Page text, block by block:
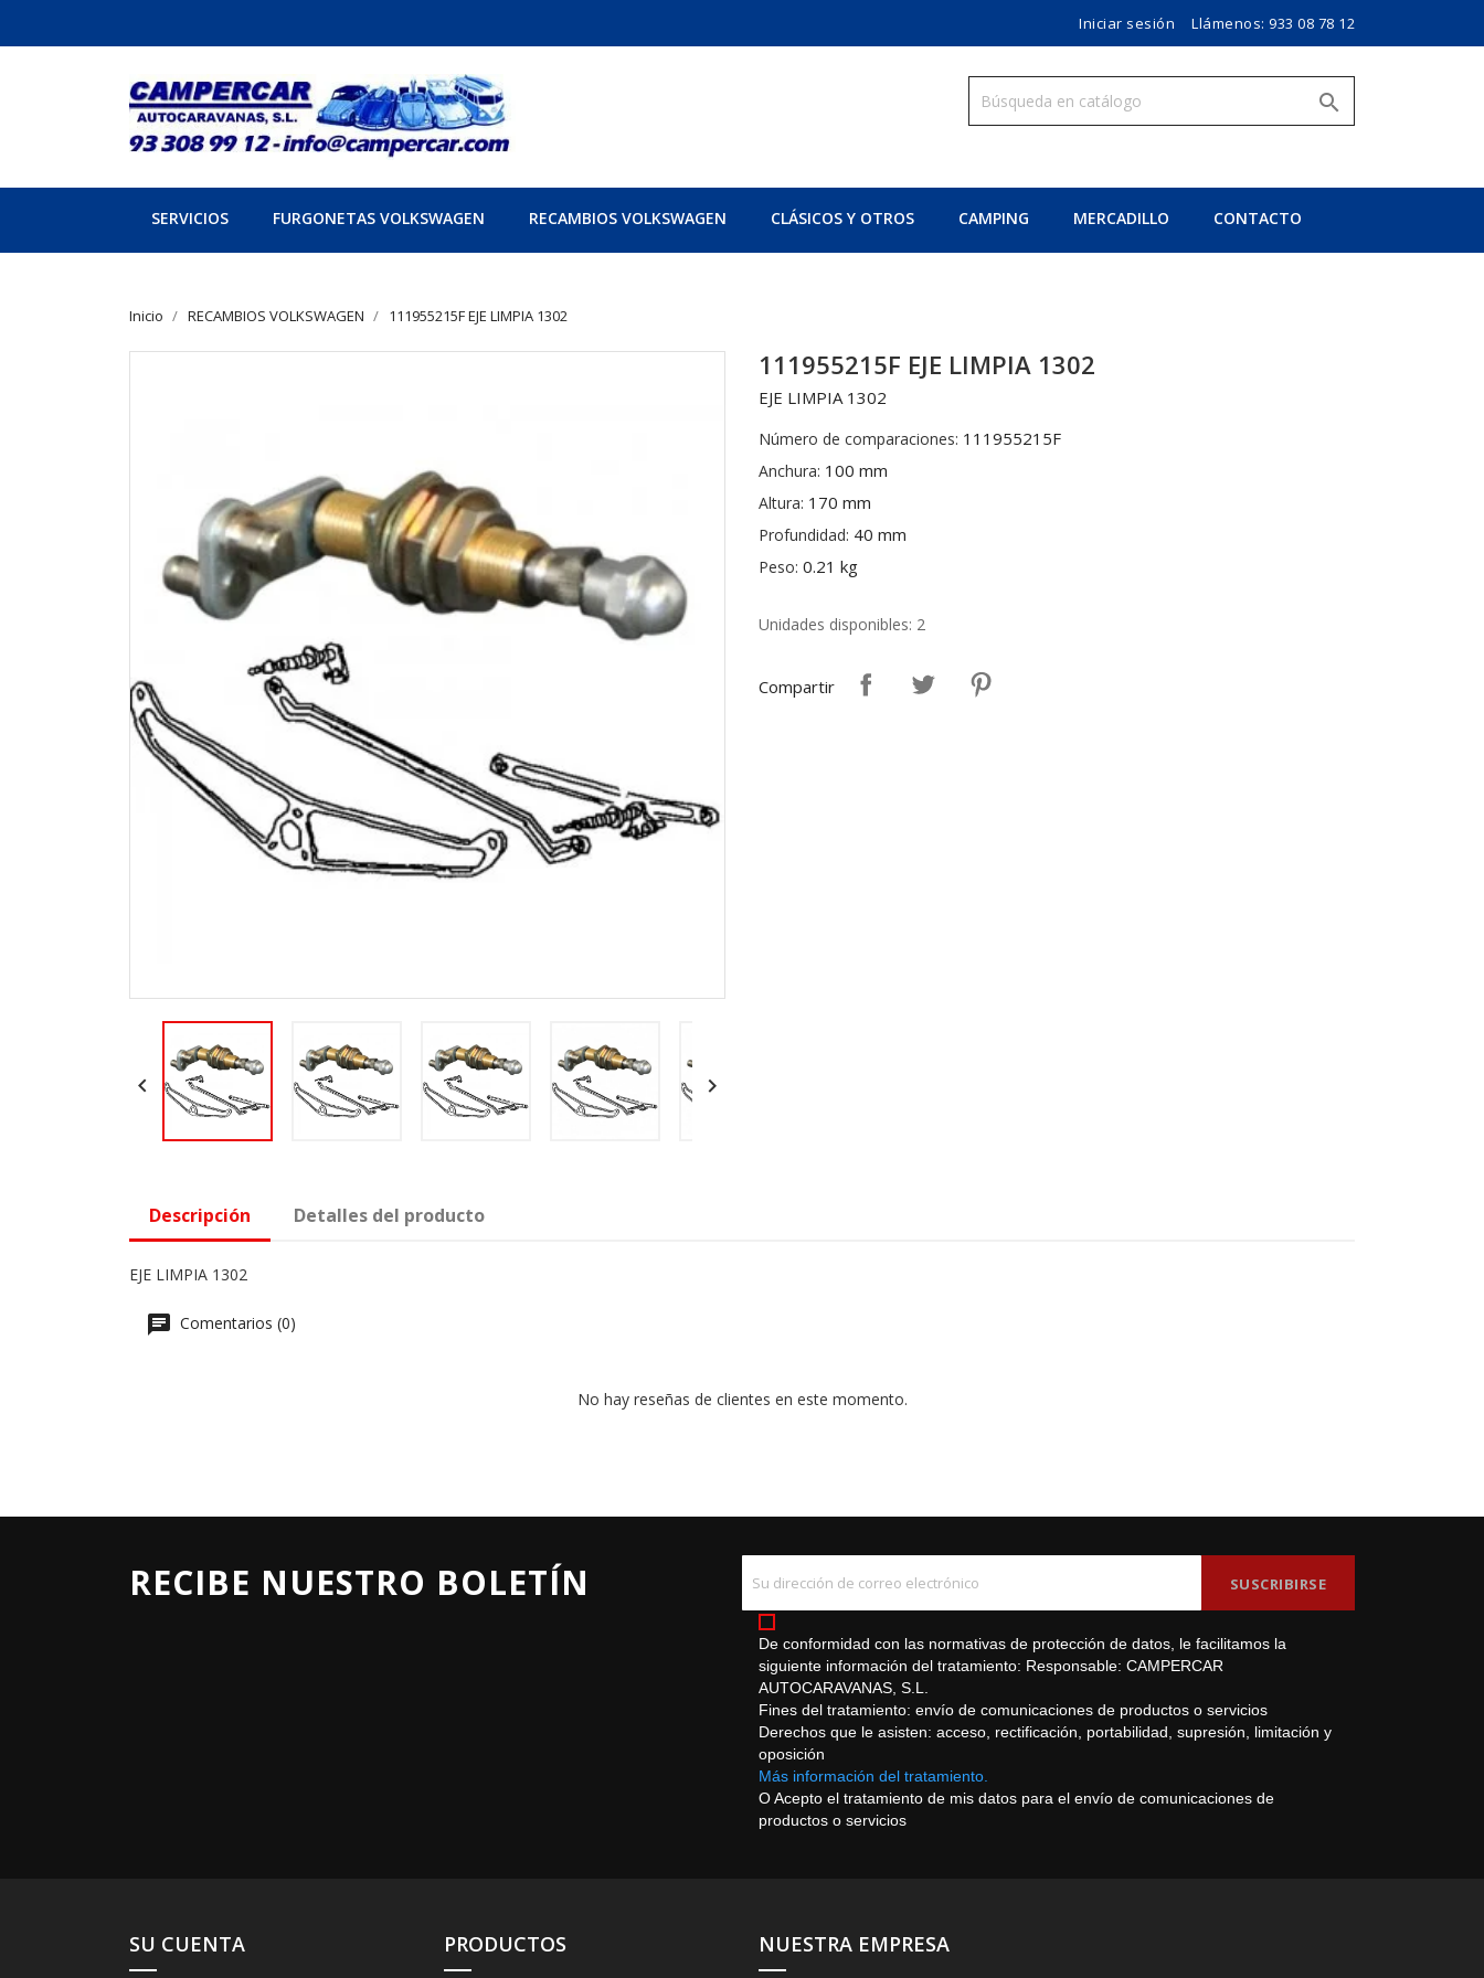
Iniciar sesión Llámenos: 933 08 78 12

SERVICIOS FURGONETAS VOLKSWAGEN RECAMBIOS VOLKSWAGEN CLÁSICOS Y OTROS CAMPING MERCADILLO CONTACTO
Inicio RECAMBIOS VOLKSWAGEN 111955215F EJE LIMPIA 1302
 
111955215F EJE LIMPIA 1302
EJE LIMPIA 1302
Número de comparaciones: 111955215F
Anchura: 100 mm
Altura: 170 mm
Profundidad: 40 mm
Peso: 0.21 kg
Unidades disponibles: 2
Compartir
Descripción Detalles del producto
EJE LIMPIA 1302
Comentarios (0)
No hay reseñas de clientes en este momento.
RECIBE NUESTRO BOLETÍN
De conformidad con las normativas de protección de datos, le facilitamos la
siguiente información del tratamiento: Responsable: CAMPERCAR
AUTOCARAVANAS, S.L.
Fines del tratamiento: envío de comunicaciones de productos o servicios
Derechos que le asisten: acceso, rectificación, portabilidad, supresión, limitación y
oposición
Más información del tratamiento.
O Acepto el tratamiento de mis datos para el envío de comunicaciones de
productos o servicios
SU CUENTA PRODUCTOS NUESTRA EMPRESA